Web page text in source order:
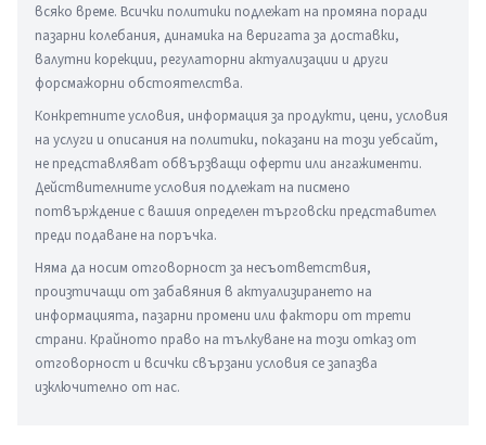
всяко време. Всички политики подлежат на промяна поради
пазарни колебания, динамика на веригата за доставки,
валутни корекции, регулаторни актуализации и други
форсмажорни обстоятелства.
Конкретните условия, информация за продукти, цени, условия
на услуги и описания на политики, показани на този уебсайт,
не представляват обвързващи оферти или ангажименти.
Действителните условия подлежат на писмено
потвърждение с вашия определен търговски представител
преди подаване на поръчка.
Няма да носим отговорност за несъответствия,
произтичащи от забавяния в актуализирането на
информацията, пазарни промени или фактори от трети
страни. Крайното право на тълкуване на този отказ от
отговорност и всички свързани условия се запазва
изключително от нас.